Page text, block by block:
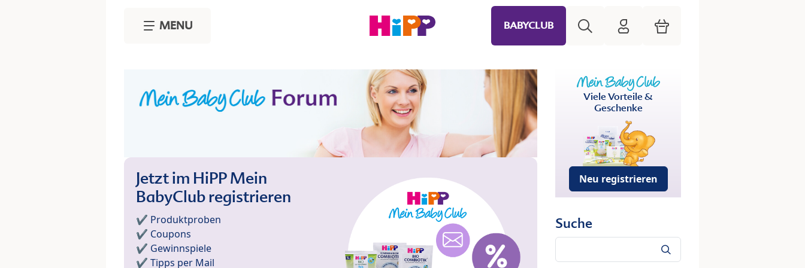
MENU BABYCLUB HiPP Mein Babyclub
Warenkorb
Jetzt im HiPP Mein
BabyClub registrieren
✔️ Produktproben
✔️ Coupons
✔️ Gewinnspiele
✔️ Tipps per Mail
Viele Vorteile &
Geschenke
Neu registrieren
Suche